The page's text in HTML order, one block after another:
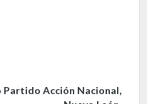
Acción Nacional,